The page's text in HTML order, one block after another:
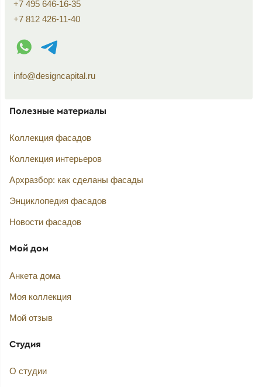
+7 495 646-16-35
+7 812 426-11-40
WhatsApp контакт
Telegram контакт
info@designcapital.ru
Полезные материалы
Коллекция фасадов
Коллекция интерьеров
Архразбор: как сделаны фасады
Энциклопедия фасадов
Новости фасадов
Мой дом
Анкета дома
Моя коллекция
Мой отзыв
Студия
О студии